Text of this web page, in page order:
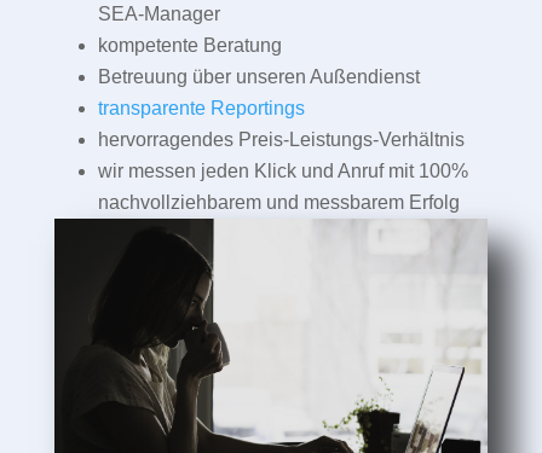
SEA-Manager
kompetente Beratung
Betreuung über unseren Außendienst
transparente Reportings
hervorragendes Preis-Leistungs-Verhältnis
wir messen jeden Klick und Anruf mit 100%
nachvollziehbarem und messbarem Erfolg